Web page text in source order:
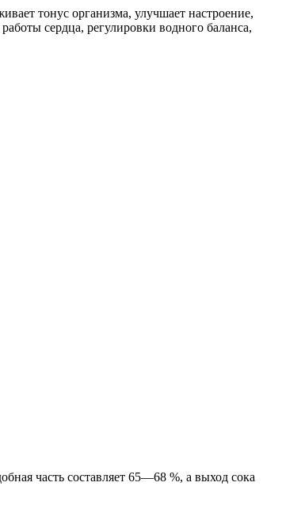
тонус организма, улучшает настроение,
сердца, регулировки водного баланса,
часть составляет 65—68 %, а выход сока